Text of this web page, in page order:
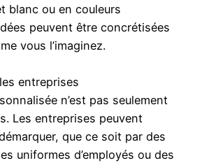
blanc ou en couleurs
peuvent être concrétisées
vous l’imaginez.
entreprises
n’est pas seulement
Les entreprises peuvent
que ce soit par des
uniformes d’employés ou des